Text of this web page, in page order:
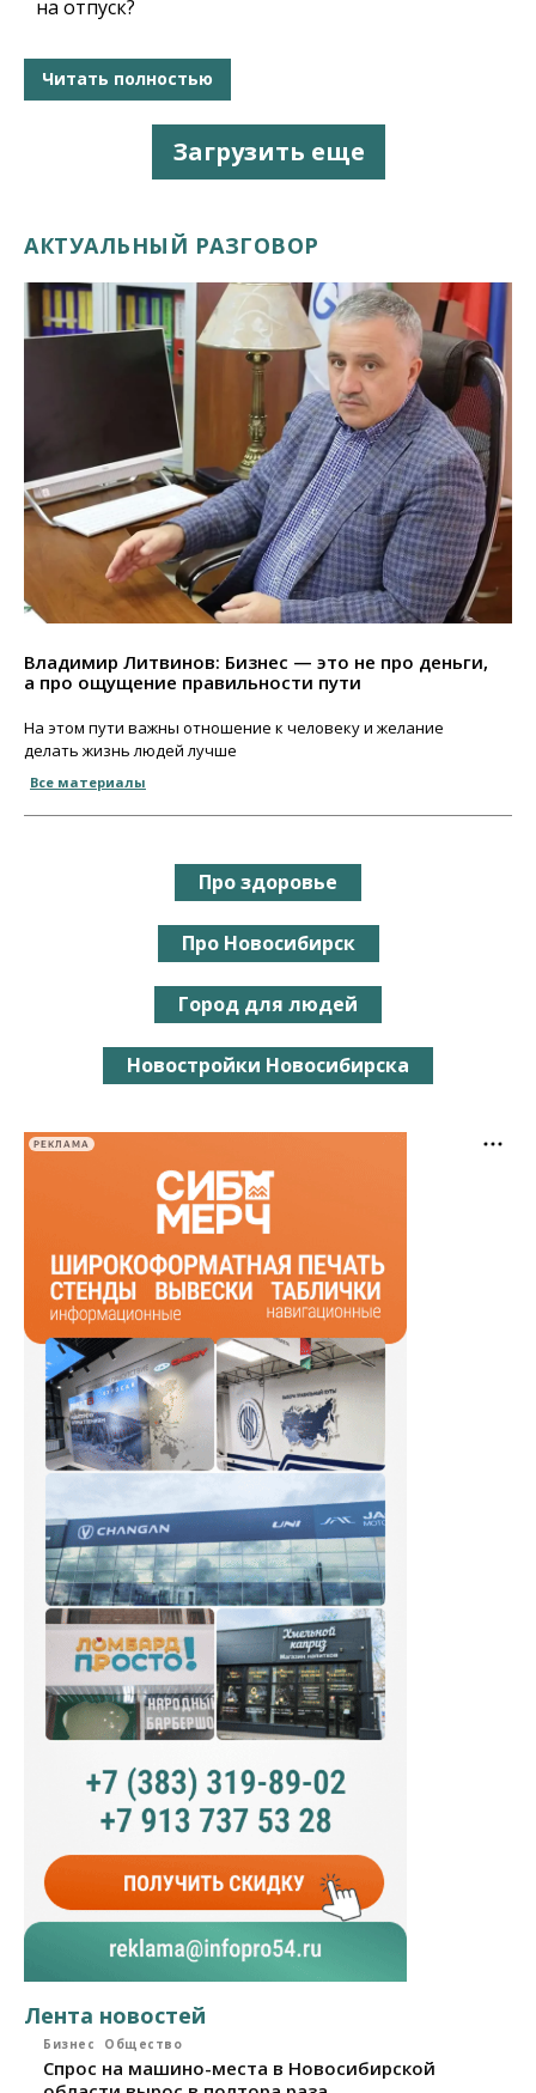
на отпуск?
Читать полностью
Загрузить еще
АКТУАЛЬНЫЙ РАЗГОВОР
Владимир Литвинов: Бизнес — это не про деньги,
а про ощущение правильности пути
На этом пути важны отношение к человеку и желание
делать жизнь людей лучше
Все материалы
Про здоровье
Про Новосибирск
Город для людей
Новостройки Новосибирска
РЕКЛАМА
Лента новостей
Бизнес Общество
Спрос на машино-места в Новосибирской